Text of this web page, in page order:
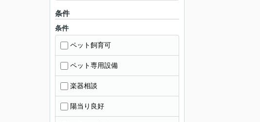
条件
条件
ペット飼育可
ペット専用設備
楽器相談
陽当り良好